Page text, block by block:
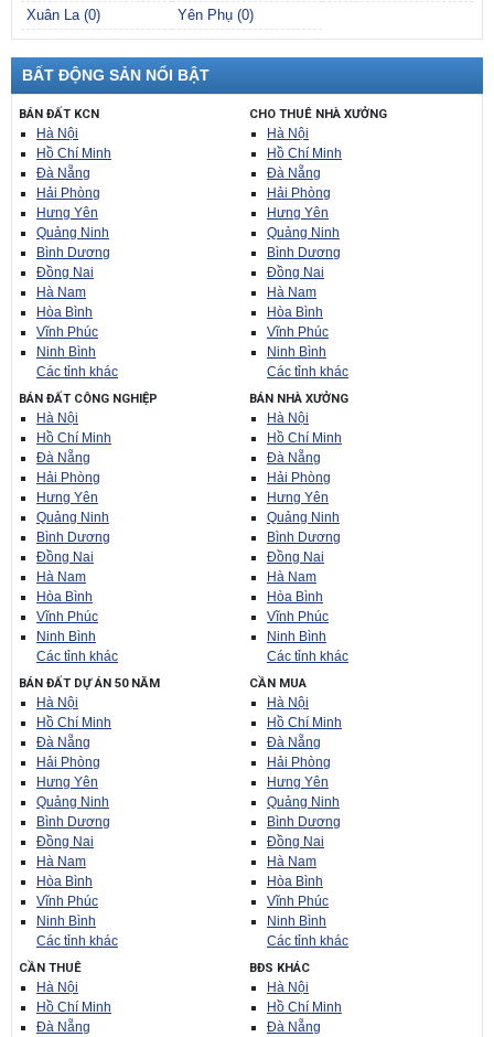
Xuân La (0) Yên Phụ (0)
BẤT ĐỘNG SẢN NỔI BẬT
BÁN ĐẤT KCN
Hà Nội
Hồ Chí Minh
Đà Nẵng
Hải Phòng
Hưng Yên
Quảng Ninh
Bình Dương
Đồng Nai
Hà Nam
Hòa Bình
Vĩnh Phúc
Ninh Bình
Các tỉnh khác
CHO THUÊ NHÀ XƯỞNG
Hà Nội
Hồ Chí Minh
Đà Nẵng
Hải Phòng
Hưng Yên
Quảng Ninh
Bình Dương
Đồng Nai
Hà Nam
Hòa Bình
Vĩnh Phúc
Ninh Bình
Các tỉnh khác
BÁN ĐẤT CÔNG NGHIỆP
Hà Nội
Hồ Chí Minh
Đà Nẵng
Hải Phòng
Hưng Yên
Quảng Ninh
Bình Dương
Đồng Nai
Hà Nam
Hòa Bình
Vĩnh Phúc
Ninh Bình
Các tỉnh khác
BÁN NHÀ XƯỞNG
Hà Nội
Hồ Chí Minh
Đà Nẵng
Hải Phòng
Hưng Yên
Quảng Ninh
Bình Dương
Đồng Nai
Hà Nam
Hòa Bình
Vĩnh Phúc
Ninh Bình
Các tỉnh khác
BÁN ĐẤT DỰ ÁN 50 NĂM
Hà Nội
Hồ Chí Minh
Đà Nẵng
Hải Phòng
Hưng Yên
Quảng Ninh
Bình Dương
Đồng Nai
Hà Nam
Hòa Bình
Vĩnh Phúc
Ninh Bình
Các tỉnh khác
CẦN MUA
Hà Nội
Hồ Chí Minh
Đà Nẵng
Hải Phòng
Hưng Yên
Quảng Ninh
Bình Dương
Đồng Nai
Hà Nam
Hòa Bình
Vĩnh Phúc
Ninh Bình
Các tỉnh khác
CẦN THUÊ
Hà Nội
Hồ Chí Minh
Đà Nẵng
BĐS KHÁC
Hà Nội
Hồ Chí Minh
Đà Nẵng